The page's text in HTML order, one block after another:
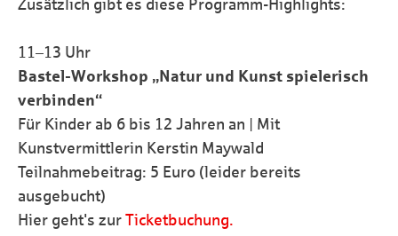
Zusätzlich gibt es diese Programm-Highlights:
11–13 Uhr
Bastel-Workshop „Natur und Kunst spielerisch
verbinden“
Für Kinder ab 6 bis 12 Jahren an | Mit
Kunstvermittlerin Kerstin Maywald
Teilnahmebeitrag: 5 Euro (leider bereits
ausgebucht)
Hier geht's zur Ticketbuchung.